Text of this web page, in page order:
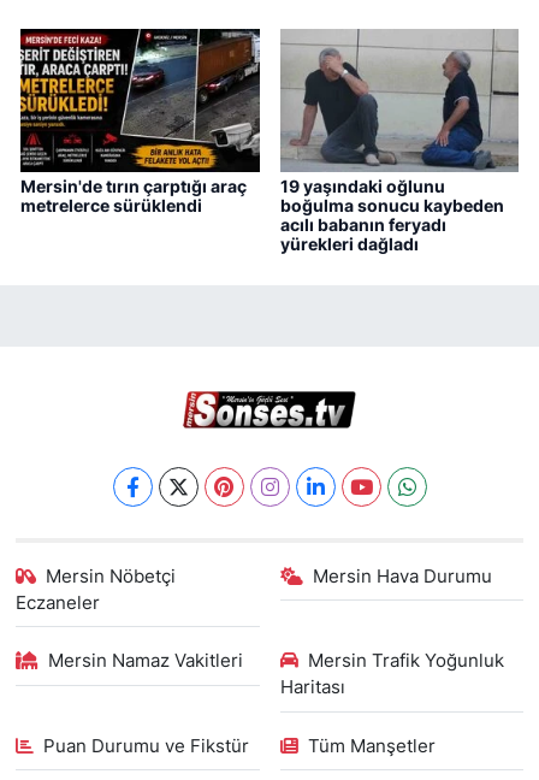
Mersin'de tırın çarptığı araç
metrelerce sürüklendi
19 yaşındaki oğlunu
boğulma sonucu kaybeden
acılı babanın feryadı
yürekleri dağladı
Mersin Nöbetçi
Eczaneler
Mersin Hava Durumu
Mersin Namaz Vakitleri
Mersin Trafik Yoğunluk
Haritası
Puan Durumu ve Fikstür Tüm Manşetler